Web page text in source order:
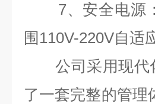
7、安全电源
围 110V-220V自适
公司采用现代
了一套完整的管理